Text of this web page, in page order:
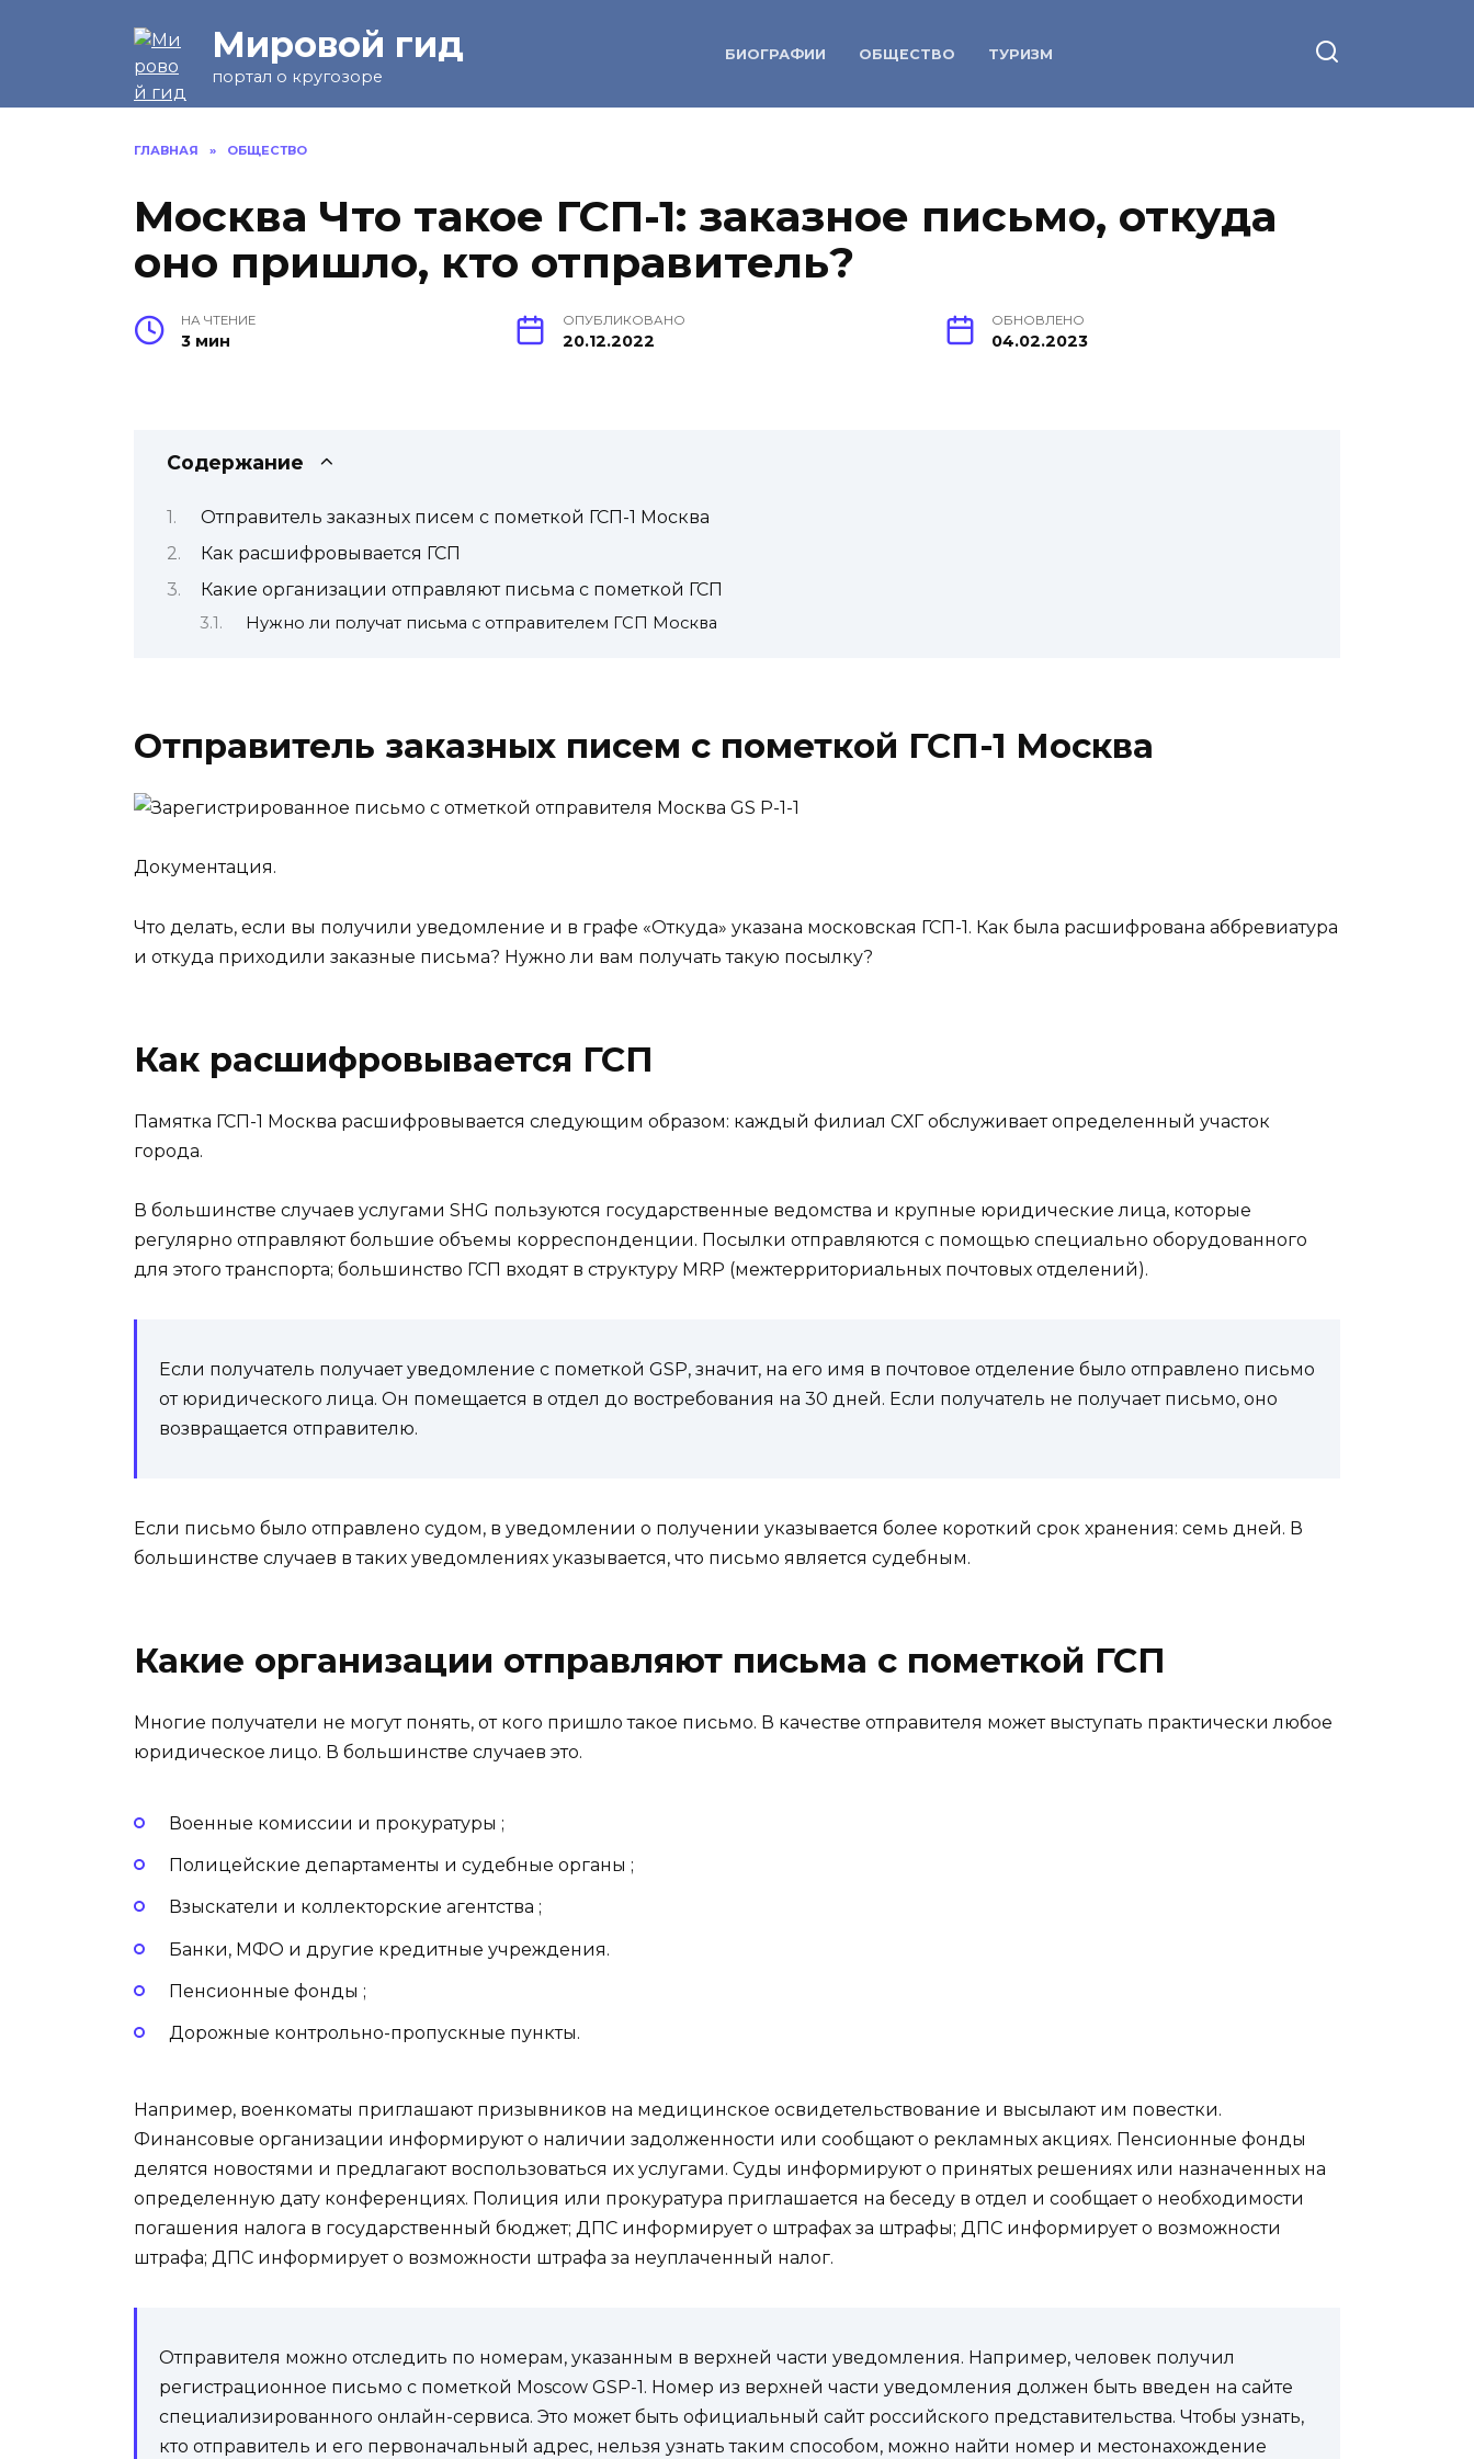
Мировой гид
портал о кругозоре
БИОГРАФИИ ОБЩЕСТВО ТУРИЗМ
ГЛАВНАЯ » ОБЩЕСТВО
Москва Что такое ГСП-1: заказное письмо, откуда
оно пришло, кто отправитель?
НА ЧТЕНИЕ
3 мин
ОПУБЛИКОВАНО
20.12.2022
ОБНОВЛЕНО
04.02.2023
Содержание
Отправитель заказных писем с пометкой ГСП-1 Москва
Как расшифровывается ГСП
Какие организации отправляют письма с пометкой ГСП
Нужно ли получат письма с отправителем ГСП Москва
Отправитель заказных писем с пометкой ГСП-1 Москва
Документация.
Что делать, если вы получили уведомление и в графе «Откуда» указана московская ГСП-1. Как была расшифрована аббревиатура
и откуда приходили заказные письма? Нужно ли вам получать такую посылку?
Как расшифровывается ГСП
Памятка ГСП-1 Москва расшифровывается следующим образом: каждый филиал СХГ обслуживает определенный участок
города.
В большинстве случаев услугами SHG пользуются государственные ведомства и крупные юридические лица, которые
регулярно отправляют большие объемы корреспонденции. Посылки отправляются с помощью специально оборудованного
для этого транспорта; большинство ГСП входят в структуру MRP (межтерриториальных почтовых отделений).
Если получатель получает уведомление с пометкой GSP, значит, на его имя в почтовое отделение было отправлено письмо
от юридического лица. Он помещается в отдел до востребования на 30 дней. Если получатель не получает письмо, оно
возвращается отправителю.
Если письмо было отправлено судом, в уведомлении о получении указывается более короткий срок хранения: семь дней. В
большинстве случаев в таких уведомлениях указывается, что письмо является судебным.
Какие организации отправляют письма с пометкой ГСП
Многие получатели не могут понять, от кого пришло такое письмо. В качестве отправителя может выступать практически любое
юридическое лицо. В большинстве случаев это.
Военные комиссии и прокуратуры ;
Полицейские департаменты и судебные органы ;
Взыскатели и коллекторские агентства ;
Банки, МФО и другие кредитные учреждения.
Пенсионные фонды ;
Дорожные контрольно-пропускные пункты.
Например, военкоматы приглашают призывников на медицинское освидетельствование и высылают им повестки.
Финансовые организации информируют о наличии задолженности или сообщают о рекламных акциях. Пенсионные фонды
делятся новостями и предлагают воспользоваться их услугами. Суды информируют о принятых решениях или назначенных на
определенную дату конференциях. Полиция или прокуратура приглашается на беседу в отдел и сообщает о необходимости
погашения налога в государственный бюджет; ДПС информирует о штрафах за штрафы; ДПС информирует о возможности
штрафа; ДПС информирует о возможности штрафа за неуплаченный налог.
Отправителя можно отследить по номерам, указанным в верхней части уведомления. Например, человек получил
регистрационное письмо с пометкой Moscow GSP-1. Номер из верхней части уведомления должен быть введен на сайте
специализированного онлайн-сервиса. Это может быть официальный сайт российского представительства. Чтобы узнать,
кто отправитель и его первоначальный адрес, нельзя узнать таким способом, можно найти номер и местонахождение